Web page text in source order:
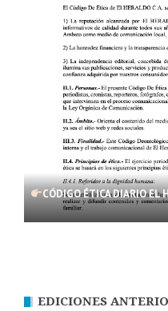
CÓDIGO ÉTICA DIARIO EL
EDICIONES